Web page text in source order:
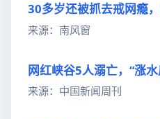
30多岁还被抓去戒网瘾
来源：南风窗
网红峡谷5人溺亡，“涨
来源：中国新闻周刊